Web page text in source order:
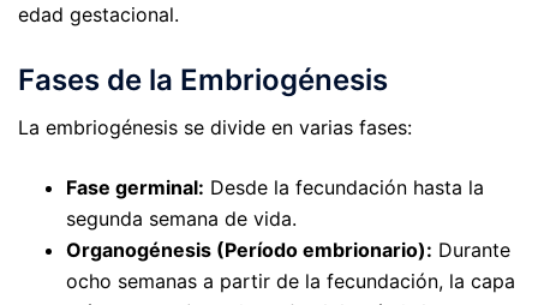
edad gestacional.
Fases de la Embriogénesis
La embriogénesis se divide en varias fases:
Fase germinal: Desde la fecundación hasta la
segunda semana de vida.
Organogénesis (Período embrionario): Durante
ocho semanas a partir de la fecundación, la capa